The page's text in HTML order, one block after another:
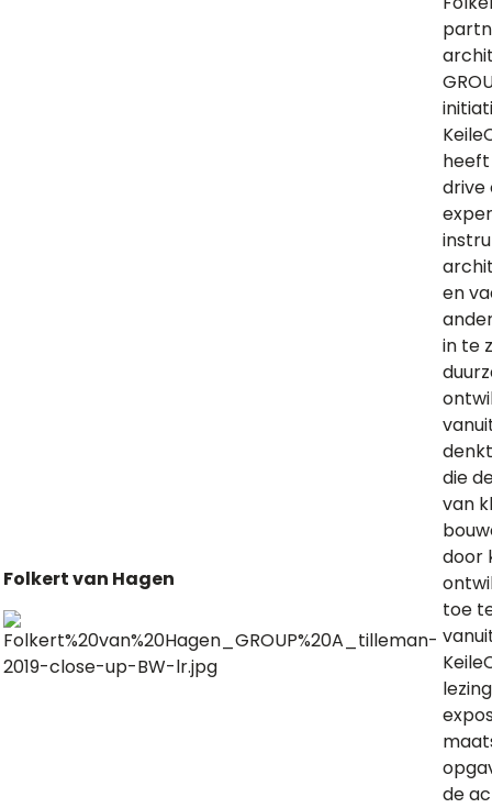
Folkert van Hagen
drive
en
in te
die
van
door
toe
de